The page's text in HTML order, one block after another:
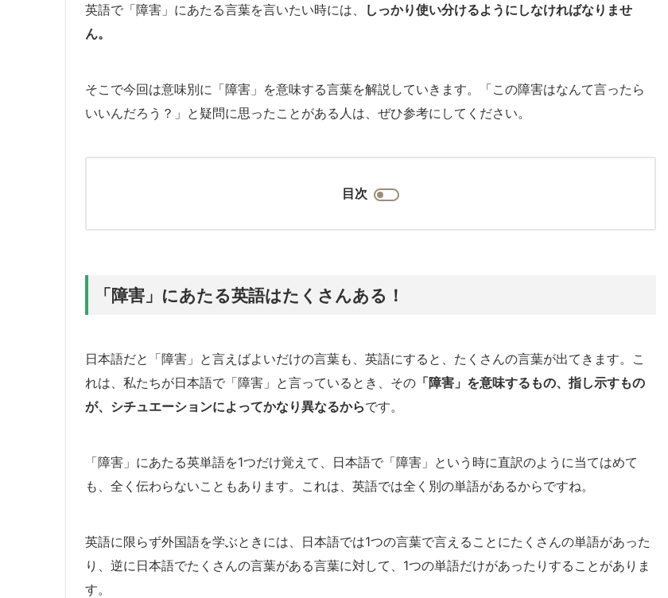
英語で「障害」にあたる言葉を言いたい時には、
しっかり使い分けるようにしなければなりませ
ん。
そこで今回は意味別に「障害」を意味する言葉を解説していきます。「この障害はなんて言ったら
いいんだろう？」と疑問に思ったことがある人は、ぜひ参考にしてください。
目次
「障害」にあたる英語はたくさんある！
日本語だと「障害」と言えばよいだけの言葉も、英語にすると、たくさんの言葉が出てきます。こ
れは、私たちが日本語で「障害」と言っているとき、その 「障害」を意味するもの、指し示すもの
が、シチュエーションによってかなり異なるからです。
「障害」にあたる英単語を1つだけ覚えて、日本語で「障害」という時に直訳のように当てはめて
も、全く伝わらないこともあります。これは、英語では全く別の単語があるからですね。
英語に限らず外国語を学ぶときには、日本語では1つの言葉で言えることにたくさんの単語があった
り、逆に日本語でたくさんの言葉がある言葉に対して、1つの単語だけがあったりすることがありま
す。